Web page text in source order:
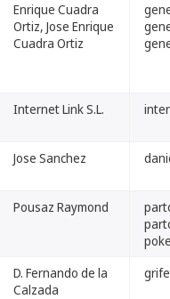
Enrique Cuadra
Ortiz, Jose Enrique
Cuadra Ortiz
Internet Link S.L.
Jose Sanchez
Pousaz Raymond
D. Fernando de la
Calzada